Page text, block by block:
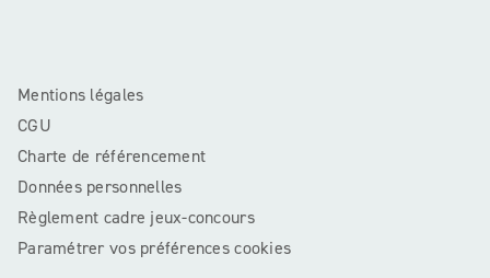
Mentions légales
CGU
Charte de référencement
Données personnelles
Règlement cadre jeux-concours
Paramétrer vos préférences cookies